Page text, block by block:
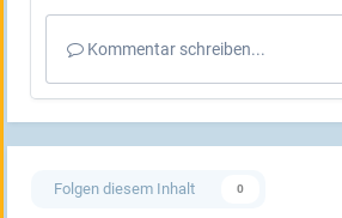
Kommentar schreiben...
Folgen diesem Inhalt 0